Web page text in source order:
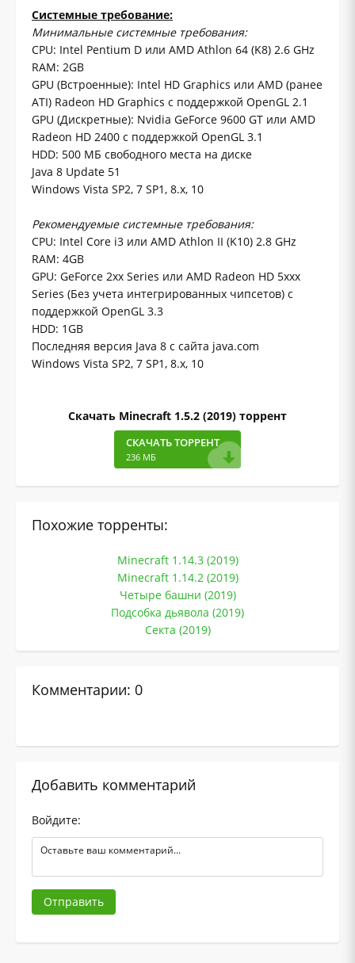
Системные требование:
Минимальные системные требования:
CPU: Intel Pentium D или AMD Athlon 64 (K8) 2.6 GHz
RAM: 2GB
GPU (Встроенные): Intel HD Graphics или AMD (ранее
ATI) Radeon HD Graphics с поддержкой OpenGL 2.1
GPU (Дискретные): Nvidia GeForce 9600 GT или AMD
Radeon HD 2400 с поддержкой OpenGL 3.1
HDD: 500 МБ свободного места на диске
Java 8 Update 51
Windows Vista SP2, 7 SP1, 8.x, 10
Рекомендуемые системные требования:
CPU: Intel Core i3 или AMD Athlon II (K10) 2.8 GHz
RAM: 4GB
GPU: GeForce 2xx Series или AMD Radeon HD 5xxx
Series (Без учета интегрированных чипсетов) с
поддержкой OpenGL 3.3
HDD: 1GB
Последняя версия Java 8 с сайта java.com
Windows Vista SP2, 7 SP1, 8.x, 10
Скачать Minecraft 1.5.2 (2019) торрент
СКАЧАТЬ ТОРРЕНТ
236 МБ
Похожие торренты:
Minecraft 1.14.3 (2019)
Minecraft 1.14.2 (2019)
Четыре башни (2019)
Подсобка дьявола (2019)
Секта (2019)
Комментарии: 0
Добавить комментарий
Войдите:
Отправить